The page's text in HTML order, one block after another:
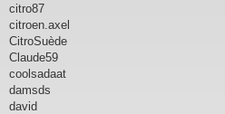
citro87
citroen.axel
CitroSuède
Claude59
coolsadaat
damsds
david